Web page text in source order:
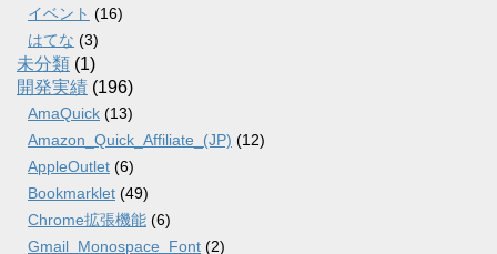
イベント (16)
はてな (3)
未分類 (1)
開発実績 (196)
AmaQuick (13)
Amazon_Quick_Affiliate_(JP) (12)
AppleOutlet (6)
Bookmarklet (49)
Chrome拡張機能 (6)
Gmail_Monospace_Font (2)